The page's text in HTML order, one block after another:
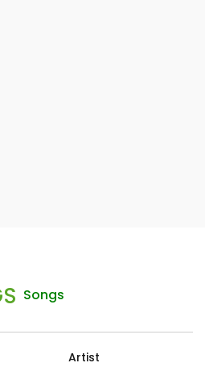
Songs
Artist